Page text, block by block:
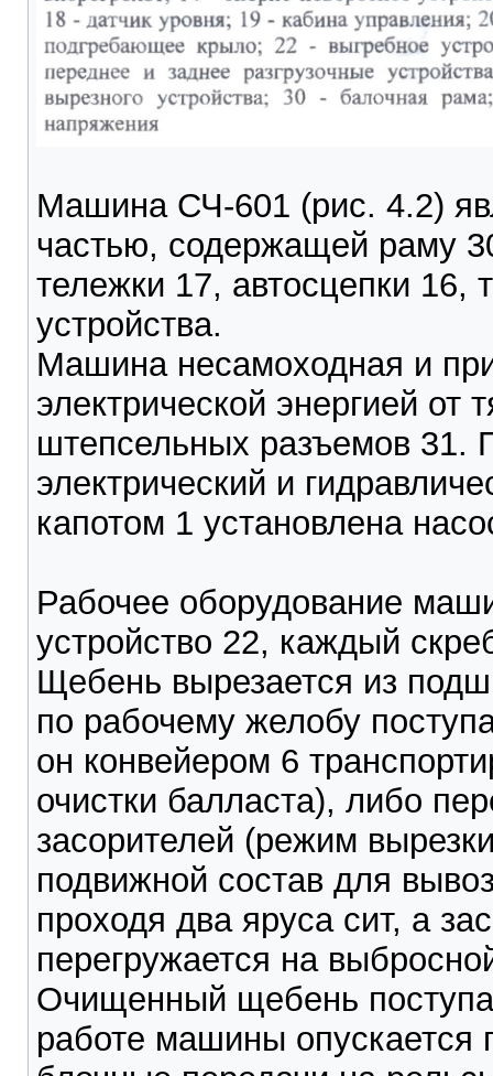
Машина СЧ-601 (рис. 4.2)
частью, содержащей раму
тележки 17, автосцепки 16,
устройства.
Машина несамоходная и
электрической энергией от
штепсельных разъемов 31.
электрический и
капотом 1 установлена
Рабочее оборудование
устройство 22, каждый
Щебень вырезается из
по рабочему желобу
он конвейером 6
очистки балласта), либо
засорителей (режим
подвижной состав для
проходя два яруса сит, а
перегружается на
Очищенный щебень
работе машины опускается